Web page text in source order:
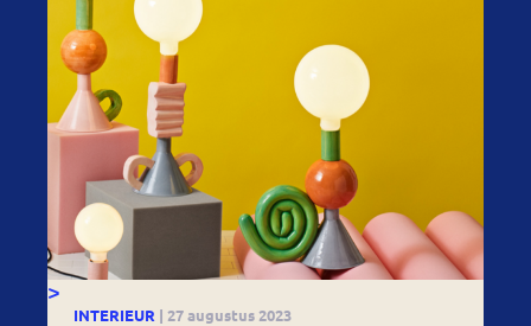
>
INTERIEUR | 27 augustus 2023